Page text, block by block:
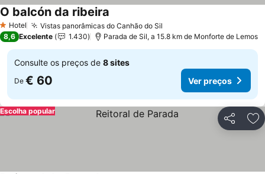
1 Estrelas
Hotel Vistas panorâmicas do Canhão do Sil
O balcón da ribeira
8,6 Excelente 1.430 Parada de Sil, a 15.8 km de Monforte de Lemos
Consulte os preços de 8 sites
De € 60 Ver preços
Partilhar
Escolha popular